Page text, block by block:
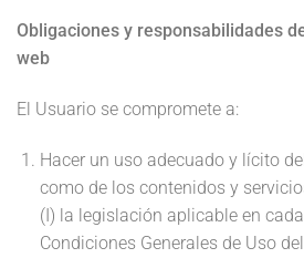
Obligaciones y responsabilidades
web
El Usuario se compromete a:
Hacer un uso adecuado y lícito
como de los contenidos y
(I) la legislación aplicable en
Condiciones Generales de Uso